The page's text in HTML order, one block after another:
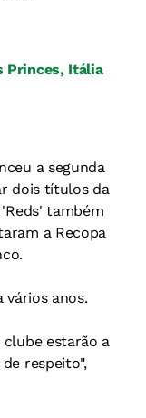
Princes, Itália
a segunda
dois títulos da
'Reds' também
a Recopa
vários anos.
clube estarão a
respeito",